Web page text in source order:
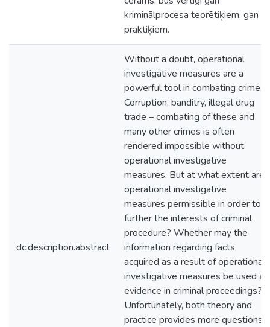
kriminālprocesa teorētiķiem, gan
praktiķiem.
dc.description.abstract
Without a doubt, operational
investigative measures are a
powerful tool in combating crime.
Corruption, banditry, illegal drug
trade – combating of these and
many other crimes is often
rendered impossible without
operational investigative
measures. But at what extent are
operational investigative
measures permissible in order to
further the interests of criminal
procedure? Whether may the
information regarding facts
acquired as a result of operational
investigative measures be used as
evidence in criminal proceedings?
Unfortunately, both theory and
practice provides more questions